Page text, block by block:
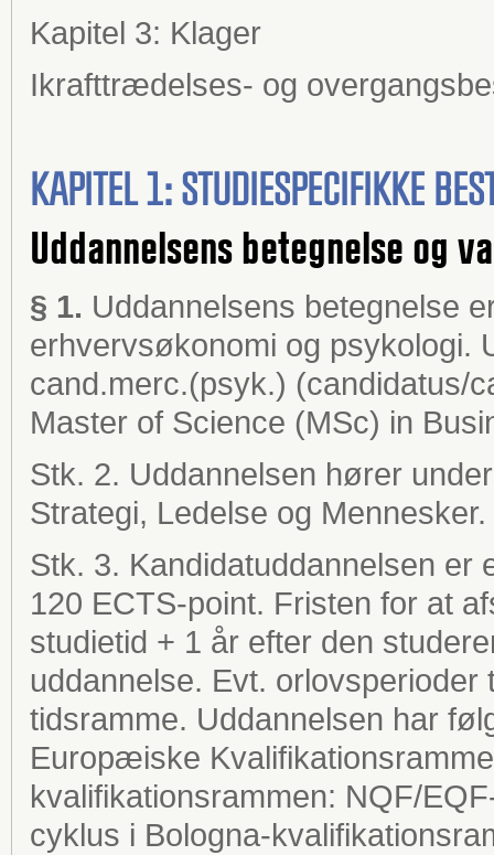
Kapitel 3: Klager
Ikrafttrædelses- og
KAPITEL 1: STUDIESPECIFIKKE
Uddannelsens betegnelse og
§ 1. Uddannelsens betegnelse
erhvervsøkonomi og psykologi.
cand.merc.(psyk.) (candidatus/
Master of Science (MSc) in
Stk. 2. Uddannelsen hører
Strategi, Ledelse og Mennesker.
Stk. 3. Kandidatuddannelsen er
120 ECTS-point. Fristen for at
studietid + 1 år efter den
uddannelse. Evt.
tidsramme. Uddannelsen har
Europæiske
kvalifikationsrammen: NQF/
cyklus i Bologna-